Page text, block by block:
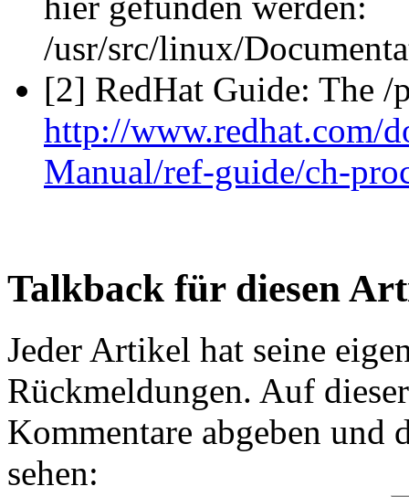
/usr/src/linux/
[2] RedHat Guide: The /
http://www.redhat.com/
Manual/ref-guide/ch-
Talkback für diesen
Jeder Artikel hat seine
Rückmeldungen. Auf
Kommentare abgeben und
sehen: